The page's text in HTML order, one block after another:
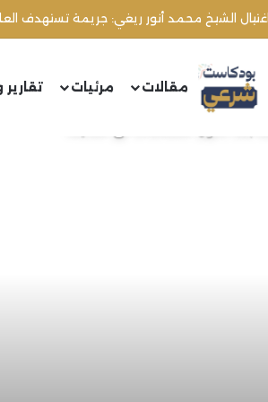
اغتيال الشيخ محمد أنور ريغي: جريمة تستهدف
مقالات مرئيات